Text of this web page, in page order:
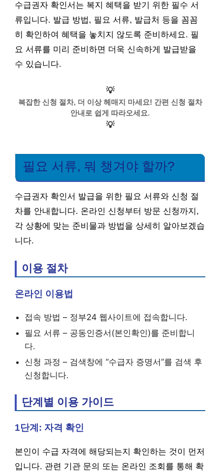
수급권자 확인서는 복지 혜택을 받기 위한 필수 서
류입니다. 발급 방법, 필요 서류, 발급처 등을 꼼꼼
히 확인하여 혜택을 놓치지 않도록 준비하세요. 필
요 서류를 미리 준비하면 더욱 신속하게 발급받을
수 있습니다.
💡
복잡한 신청 절차, 더 이상 헤매지 마세요! 간편 신청 절차
안내로 쉽게 따라오세요.
💡
필요 서류, 뭐 챙겨야 할까?
수급권자 확인서 발급을 위한 필요 서류와 신청 절
차를 안내합니다. 온라인 신청부터 방문 신청까지,
각 상황에 맞는 준비물과 방법을 상세히 알아보겠습
니다.
이용 절차
온라인 이용법
접속 방법 – 정부24 웹사이트에 접속합니다.
필요 서류 – 공동인증서(본인확인)를 준비합니
다.
신청 과정 – 검색창에 “수급자 증명서”를 검색 후
신청합니다.
단계별 이용 가이드
1단계: 자격 확인
본인이 수급 자격에 해당되는지 확인하는 것이 먼저
입니다. 관련 기관 문의 또는 온라인 조회를 통해 확